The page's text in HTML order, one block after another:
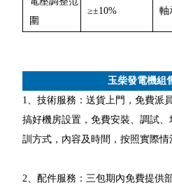
圍
≥±10% 軸
玉柴發電機組
1、技術服務：送貨上門，免費派
搞好機房設置，免費安裝、調試
訓方式，內容及時間，按照實際情
2、配件服務：三包期內免費提供